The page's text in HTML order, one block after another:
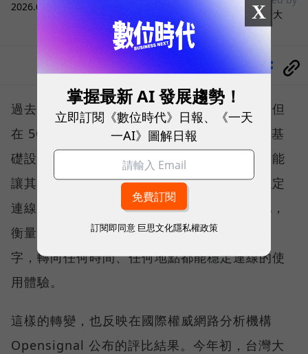
2026.08.03 3C生活
台灣大哥大
過去，下載速度是評價電信服務的重要指標，但
在 5G 成為工作、娛樂、生活不可或缺的數位基
礎設施後，消費者發現，再快的網速，如果不能
讓其在人潮聚集、高速移動或室內空間維持穩定
連線，即無法轉換成好的使用體驗，也因如此，
衡量「好網路」的標準，也逐漸從追求測速數
字，轉向任何時間、任何地點都能穩定連線的使
用體驗。
這樣的轉變，也反映在國際權威網路分析機構
Opensignal 公布的評比結果。今年初，台灣大
X
掌握最新 AI 發展趨勢！
立即訂閱《數位時代》日報、《一天
一AI》圖解日報
訂閱即同意 巨思文化隱私權政策